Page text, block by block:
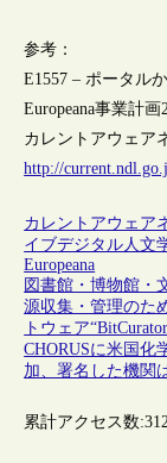
参考：
E1557 – ポータル
Europeana事業計画
カレントアウェア
http://
カレントアウェア
イブデジタル人文
Europeana
図書館・博物館・
源収集・管理のた
トウェア
CHORUSに米国化
加、署名した機関
累計アクセス数: